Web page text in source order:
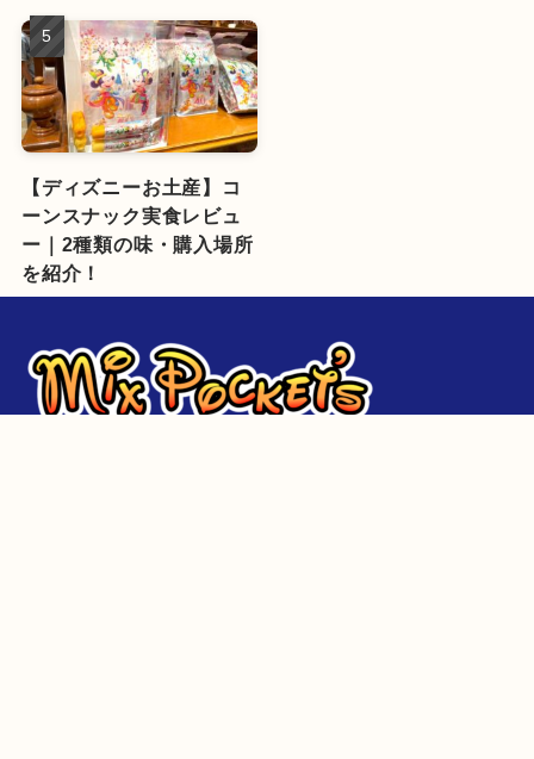
【ディズニーお土産】コ
ーンスナック実食レビュ
ー｜2種類の味・購入場所
を紹介！